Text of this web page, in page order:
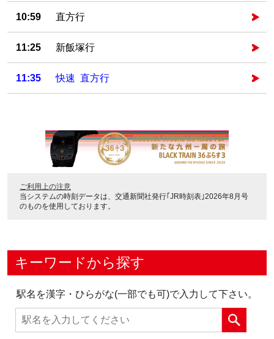
10:59 直方行
11:25 新飯塚行
11:35 快速 直方行
ご利用上の注意
当システムの時刻データは、 交通新聞社発行｢JR時刻表｣2026年8月号
のものを使用しております。
キーワードから探す
駅名を漢字・ひらがな(一部でも可)で入力して下さい。